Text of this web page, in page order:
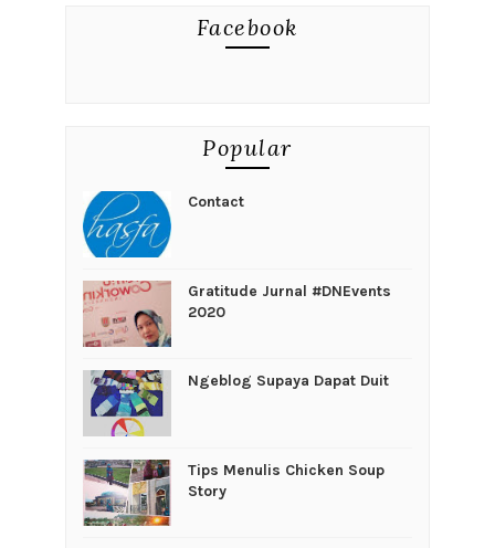
Facebook
Popular
Contact
Gratitude Jurnal #DNEvents
2020
Ngeblog Supaya Dapat Duit
Tips Menulis Chicken Soup
Story